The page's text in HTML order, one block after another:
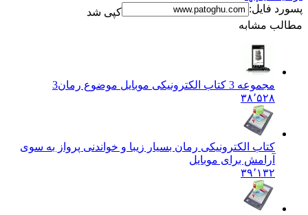
پسورد فایل:
کپی شد
مطالب مشابه
مجموعه 3 کتاب الکترونیکی موبایل موضوع رمان
3
۳۸٬۵۲۸
کتاب الکترونیکی رمان بسیار زیبا و خواندنی پرواز به سوی
آرامش برای موبایل
۳۹٬۱۳۲